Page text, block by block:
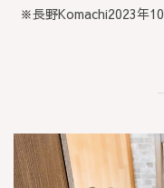
※長野Komachi2023年